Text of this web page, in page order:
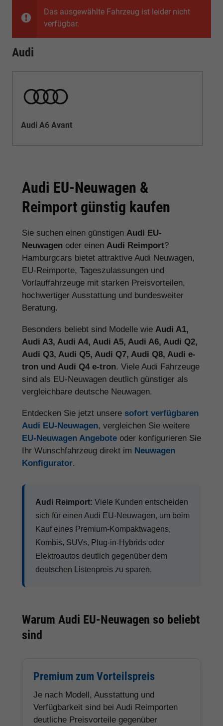
Das ausgewählte Fahrzeug ist leider nicht
verfügbar.
Audi
Audi A6 Avant
Audi EU-Neuwagen &
Reimport günstig kaufen
Sie suchen einen günstigen Audi EU-
Neuwagen oder einen Audi Reimport?
Hamburgcars bietet attraktive Audi Neuwagen,
EU-Reimporte, Tageszulassungen und
Vorlauffahrzeuge mit starken Preisvorteilen,
hochwertiger Ausstattung und bundesweiter
Beratung.
Besonders beliebt sind Modelle wie Audi A1,
Audi A3, Audi A4, Audi A5, Audi A6, Audi Q2,
Audi Q3, Audi Q5, Audi Q7, Audi Q8, Audi e-
tron und Audi Q4 e-tron. Viele Audi Fahrzeuge
sind als EU-Neuwagen deutlich günstiger als
vergleichbare deutsche Neuwagen.
Entdecken Sie jetzt unsere sofort verfügbaren
Audi EU-Neuwagen, vergleichen Sie weitere
EU-Neuwagen Angebote oder konfigurieren Sie
Ihr Wunschfahrzeug direkt im Neuwagen
Konfigurator.
Audi Reimport: Viele Kunden entscheiden
sich für einen Audi EU-Neuwagen, um beim
Kauf eines Premium-Kompaktwagens,
Kombis, SUVs, Plug-in-Hybrids oder
Elektroautos deutlich gegenüber dem
deutschen Listenpreis zu sparen.
Warum Audi EU-Neuwagen so beliebt
sind
Premium zum Vorteilspreis
Je nach Modell, Ausstattung und
Verfügbarkeit sind bei Audi Reimporten
deutliche Preisvorteile gegenüber